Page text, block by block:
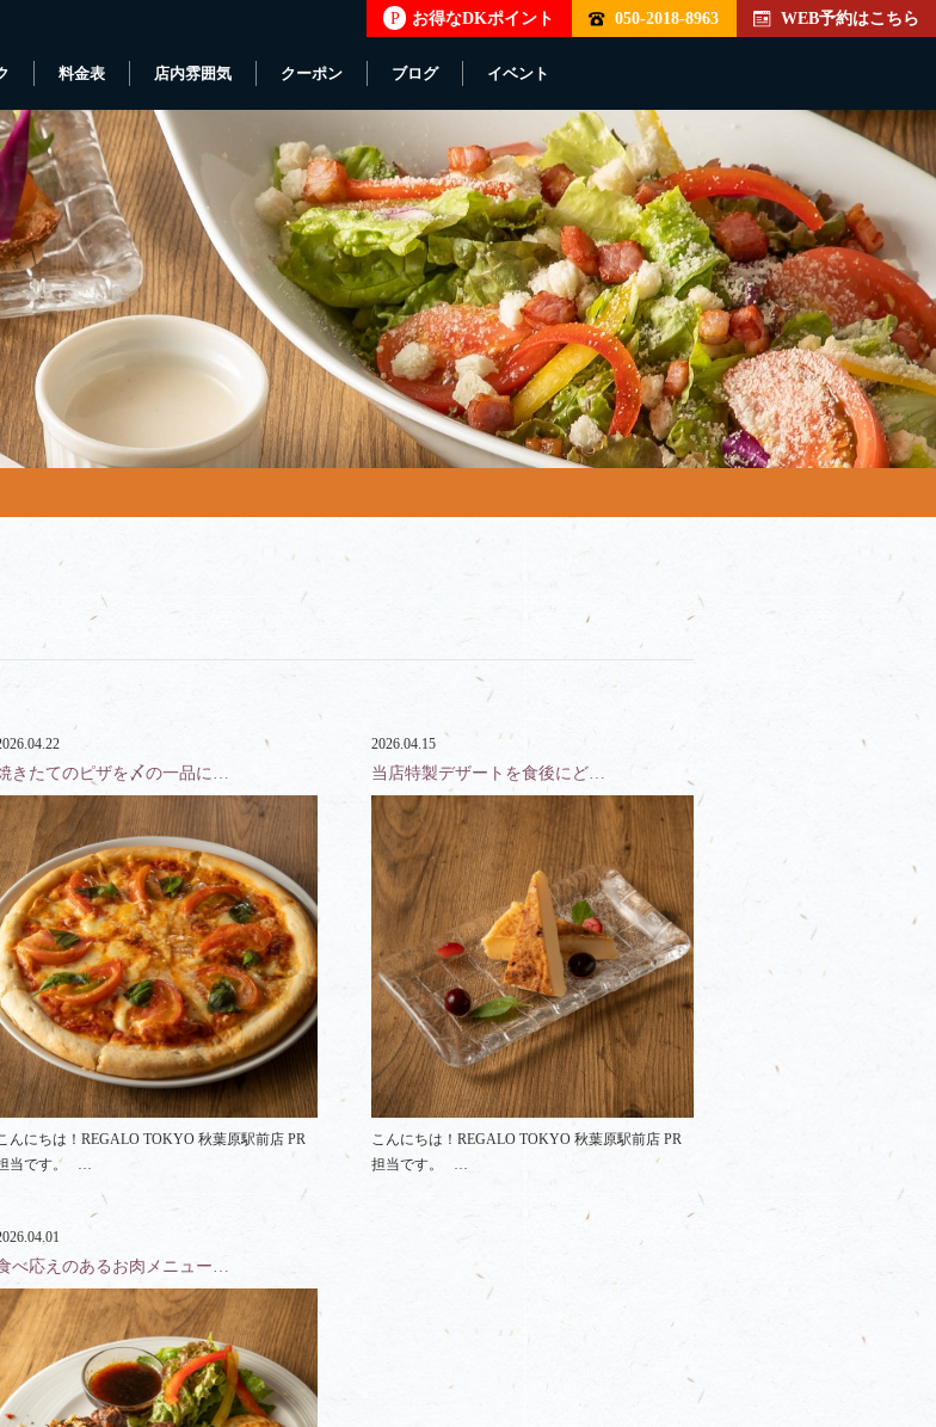
P お得なDKポイント 050-2018-8963 WEB予約はこちら
料金表 店内雰囲気 クーポン ブログ イベント
きたてのピザを〆の一品に…
んにちは！REGALO TOKYO 秋葉原駅前店 PR
当です。 …
2026.04.15
当店特製デザートを食後にど…
こんにちは！REGALO TOKYO 秋葉原駅前店 PR
担当です。 …
べ応えのあるお肉メニュー…